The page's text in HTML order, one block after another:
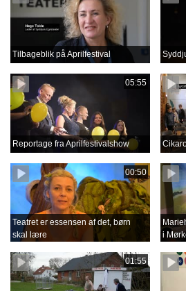
Tilbageblik på Aprilfestival
05:55
Reportage fra Aprilfestivalshow
00:50
Teatret er essensen af det, børn
skal lære
i
01:55